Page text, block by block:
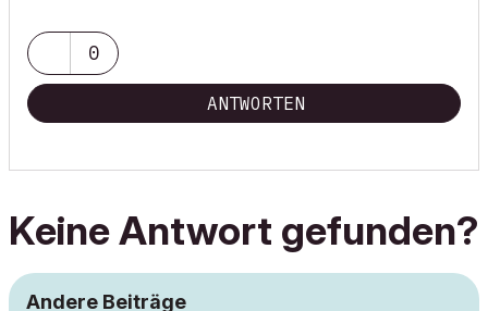
0
ANTWORTEN
Keine Antwort gefunden?
Andere Beiträge